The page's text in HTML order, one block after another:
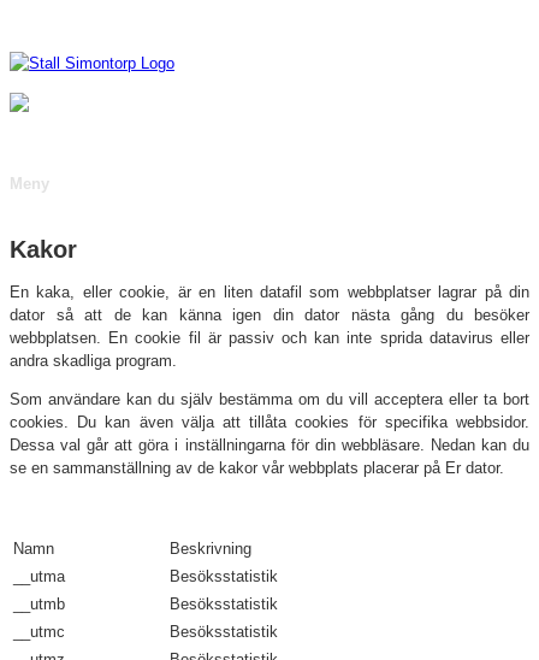
Meny
Kakor
En kaka, eller cookie, är en liten datafil som webbplatser lagrar på din
dator så att de kan känna igen din dator nästa gång du besöker
webbplatsen. En cookie fil är passiv och kan inte sprida datavirus eller
andra skadliga program.
Som användare kan du själv bestämma om du vill acceptera eller ta bort
cookies. Du kan även välja att tillåta cookies för specifika webbsidor.
Dessa val går att göra i inställningarna för din webbläsare. Nedan kan du
se en sammanställning av de kakor vår webbplats placerar på Er dator.
Namn
Beskrivning
__utma
Besöksstatistik
__utmb
Besöksstatistik
__utmc
Besöksstatistik